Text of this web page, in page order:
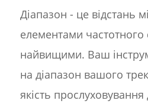
Діапазон - це відстань
елементами частотного
найвищими. Ваш
на діапазон вашого
якість